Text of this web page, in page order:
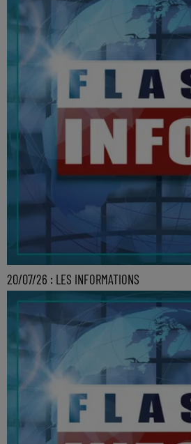
20/07/26 : LES INFORMATIONS